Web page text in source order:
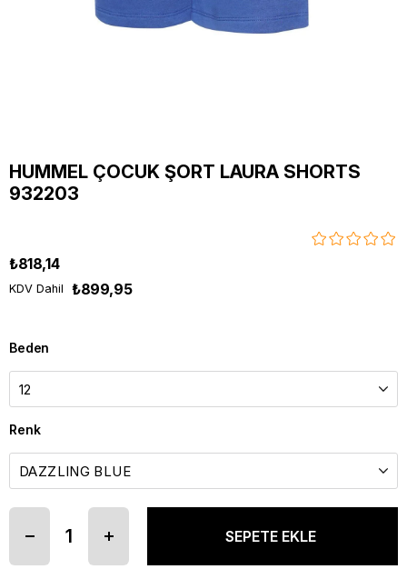
HUMMEL ÇOCUK ŞORT LAURA SHORTS
932203
₺818,14
KDV Dahil ₺899,95
Beden
Renk